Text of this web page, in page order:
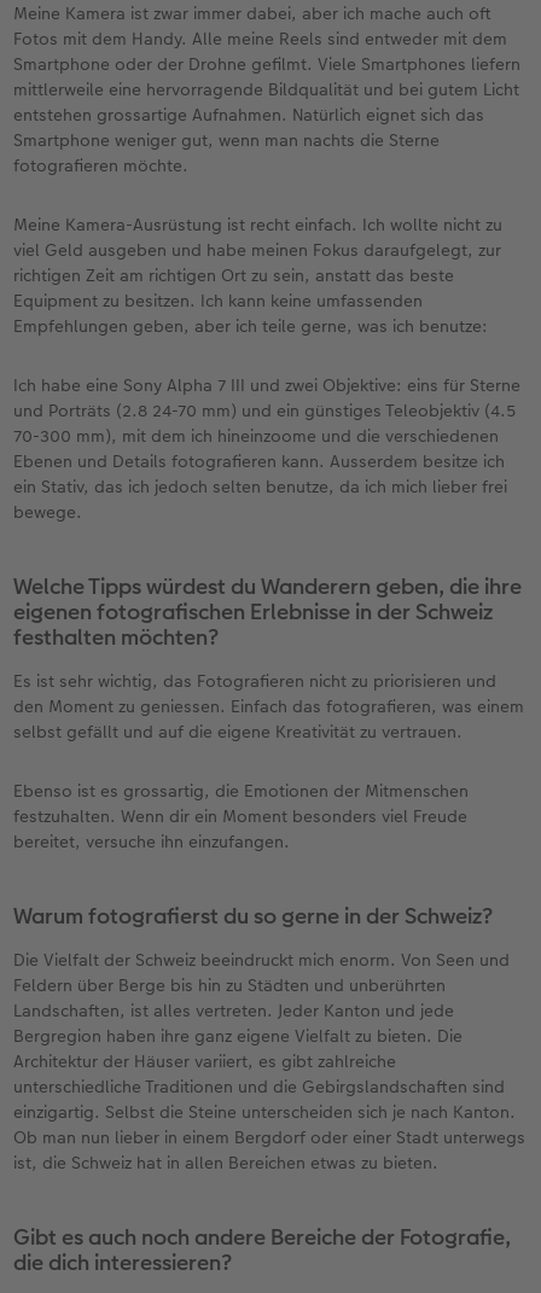
Meine Kamera ist zwar immer dabei, aber ich mache auch oft
Fotos mit dem Handy. Alle meine Reels sind entweder mit dem
Smartphone oder der Drohne gefilmt. Viele Smartphones liefern
mittlerweile eine hervorragende Bildqualität und bei gutem Licht
entstehen grossartige Aufnahmen. Natürlich eignet sich das
Smartphone weniger gut, wenn man nachts die Sterne
fotografieren möchte.
Meine Kamera-Ausrüstung ist recht einfach. Ich wollte nicht zu
viel Geld ausgeben und habe meinen Fokus daraufgelegt, zur
richtigen Zeit am richtigen Ort zu sein, anstatt das beste
Equipment zu besitzen. Ich kann keine umfassenden
Empfehlungen geben, aber ich teile gerne, was ich benutze:
Ich habe eine Sony Alpha 7 III und zwei Objektive: eins für Sterne
und Porträts (2.8 24-70 mm) und ein günstiges Teleobjektiv (4.5
70-300 mm), mit dem ich hineinzoome und die verschiedenen
Ebenen und Details fotografieren kann. Ausserdem besitze ich
ein Stativ, das ich jedoch selten benutze, da ich mich lieber frei
bewege.
Welche Tipps würdest du Wanderern geben, die ihre
eigenen fotografischen Erlebnisse in der Schweiz
festhalten möchten?
Es ist sehr wichtig, das Fotografieren nicht zu priorisieren und
den Moment zu geniessen. Einfach das fotografieren, was einem
selbst gefällt und auf die eigene Kreativität zu vertrauen.
Ebenso ist es grossartig, die Emotionen der Mitmenschen
festzuhalten. Wenn dir ein Moment besonders viel Freude
bereitet, versuche ihn einzufangen.
Warum fotografierst du so gerne in der Schweiz?
Die Vielfalt der Schweiz beeindruckt mich enorm. Von Seen und
Feldern über Berge bis hin zu Städten und unberührten
Landschaften, ist alles vertreten. Jeder Kanton und jede
Bergregion haben ihre ganz eigene Vielfalt zu bieten. Die
Architektur der Häuser variiert, es gibt zahlreiche
unterschiedliche Traditionen und die Gebirgslandschaften sind
einzigartig. Selbst die Steine unterscheiden sich je nach Kanton.
Ob man nun lieber in einem Bergdorf oder einer Stadt unterwegs
ist, die Schweiz hat in allen Bereichen etwas zu bieten.
Gibt es auch noch andere Bereiche der Fotografie,
die dich interessieren?